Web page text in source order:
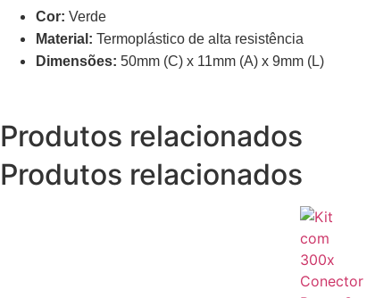
Cor: Verde
Material: Termoplástico de alta resistência
Dimensões: 50mm (C) x 11mm (A) x 9mm (L)
Produtos relacionados
Produtos relacionados